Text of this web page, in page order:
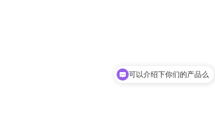
可以介绍下你们的产品么